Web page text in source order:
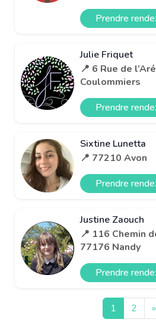
Prendre
Julie Friquet
📍 6 Rue de
Coulommiers
Prendre
Sixtine Lunetta
📍 77210 Avon
Prendre
Justine Zaouch
📍 116 Chemin
77176 Nandy
Prendre
1 2 »